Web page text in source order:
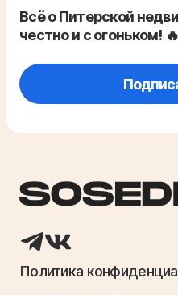
Всё о Питерской
честно и с огоньком! 🔥
Политика